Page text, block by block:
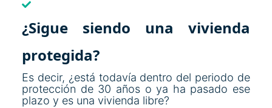
¿Sigue siendo una vivienda
protegida?
Es decir, ¿está todavía dentro del periodo de
protección de 30 años o ya ha pasado ese
plazo y es una vivienda libre?